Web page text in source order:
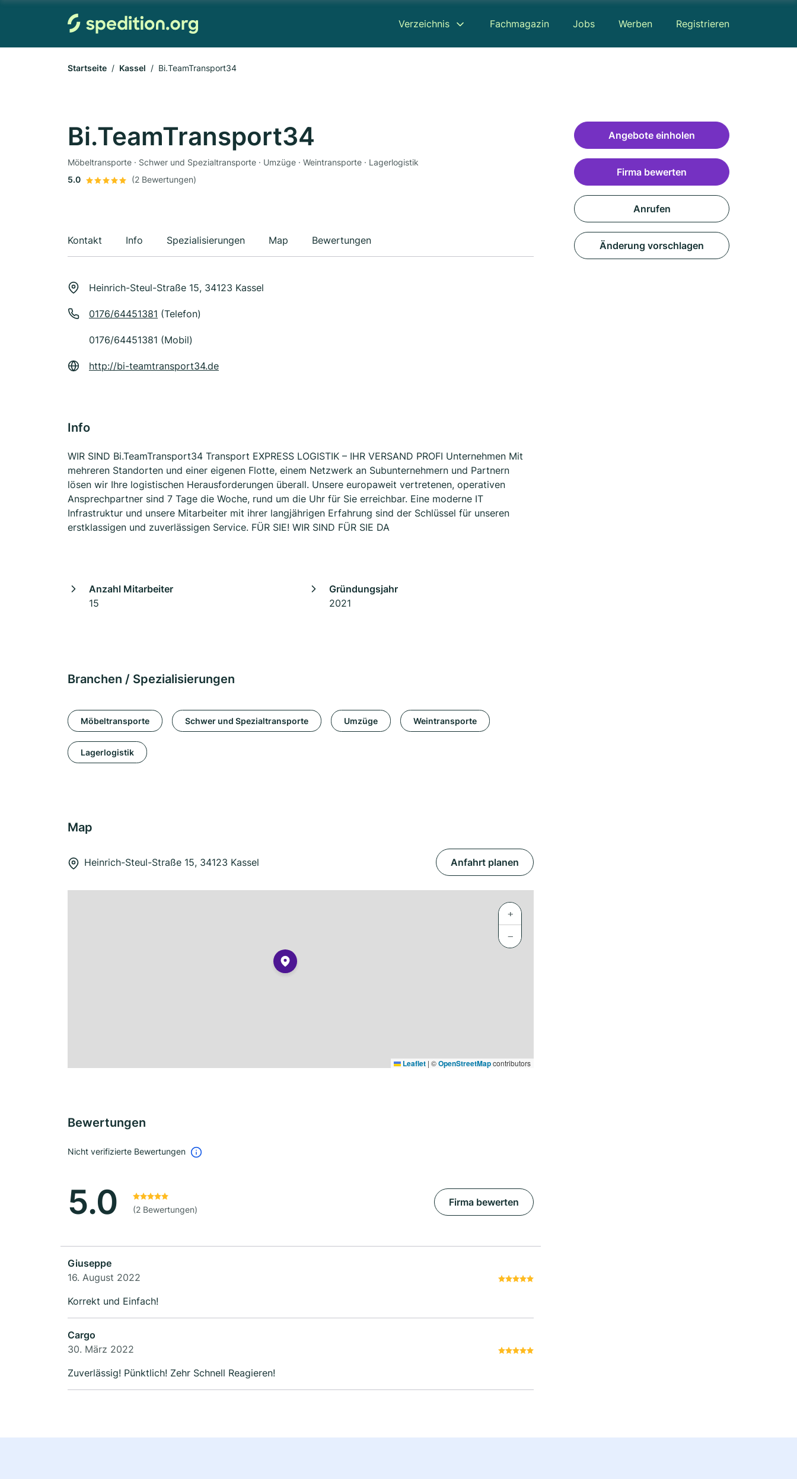
Verzeichnis Fachmagazin Jobs Werben Registrieren
Startseite Kassel Bi.TeamTransport34
Bi.TeamTransport34
Möbeltransporte · Schwer und Spezialtransporte · Umzüge · Weintransporte · Lagerlogistik
5.0
(2 Bewertungen)
Kontakt Info Spezialisierungen Map Bewertungen
Heinrich-Steul-Straße 15, 34123 Kassel
0176/64451381 (Telefon)
0176/64451381 (Mobil)
http://bi-teamtransport34.de
Info
WIR SIND Bi.TeamTransport34 Transport EXPRESS LOGISTIK – IHR VERSAND PROFI Unternehmen Mit
mehreren Standorten und einer eigenen Flotte, einem Netzwerk an Subunternehmern und Partnern
lösen wir Ihre logistischen Herausforderungen überall. Unsere europaweit vertretenen, operativen
Ansprechpartner sind 7 Tage die Woche, rund um die Uhr für Sie erreichbar. Eine moderne IT
Infrastruktur und unsere Mitarbeiter mit ihrer langjährigen Erfahrung sind der Schlüssel für unseren
erstklassigen und zuverlässigen Service. FÜR SIE! WIR SIND FÜR SIE DA
Anzahl Mitarbeiter
15
Gründungsjahr
2021
Branchen / Spezialisierungen
Möbeltransporte Schwer und Spezialtransporte Umzüge Weintransporte
Lagerlogistik
Map
Heinrich-Steul-Straße 15, 34123 Kassel Anfahrt planen
+
−
Leaflet | ©OpenStreetMapcontributors
Bewertungen
Nicht verifizierte Bewertungen
5.0 (2 Bewertungen)
Firma bewerten
Giuseppe
16. August 2022
Korrekt und Einfach!
Cargo
30. März 2022
Zuverlässig! Pünktlich! Zehr Schnell Reagieren!
Angebote einholen
Firma bewerten
Anrufen
Änderung vorschlagen